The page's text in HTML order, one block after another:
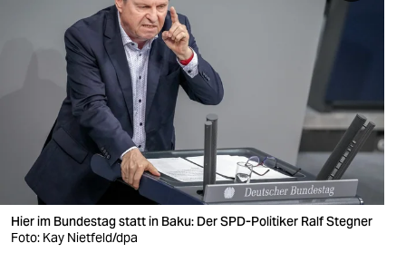
verlag
veranstaltungen
shop
fragen & hilfe
unterstützen
Hier im Bundestag statt in Baku: Der SPD-Politiker Ralf Stegner
Foto: Kay Nietfeld/dpa